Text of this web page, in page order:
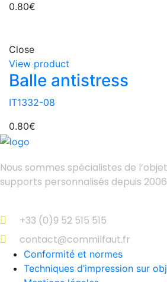
0.80€
Close
View product
Balle antistress
IT1332-08
0.80€
Nous sommes spécialistes de l’objet
supports personnalisés depuis
+33 (0)9 52 515 515
contact@commilfaut.fr
Conformité et normes
Techniques d’impression sur